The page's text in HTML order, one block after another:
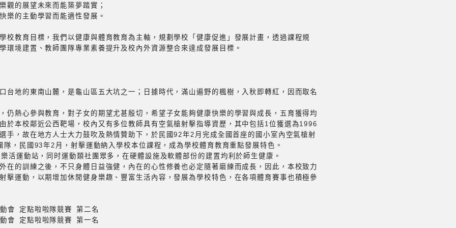
觀的展望未來而能築夢踏實；
樂的主動學習而能適性發展。
校教育目標，我們以健康與體育教育為主軸，規劃學校「健康促進」發展計畫，透過課程規
環境建置、教師團隊專業素養提升及校內外資源整合來達成發展目標。
台地的東南山麓，是龜山區五大坑之一；日據時代，滿山遍野的楓樹，入秋即轉紅，因而取名
仍熱心參與教育，對子女的期望尤甚殷切，希望子女能夠健康快樂的學習與成長，五育獲得均
於本校鄰近公西靶場，校內又有多位教師具有空氣槍射擊指導資歷，其中包括1位獲選為1996
手，故在地方人士大力鼓吹及熱情贊助下，於民國92年2月完成全國首座的國小室內空氣槍射
，民國93年2月，射擊運動納入學校本位課程，成為學校體育教育重點發展特色。
活運動站，同时運動類社團眾多，在硬體設施及軟體部份的建置均利於師生健康。
在的訓練之後，不只身體日益強健，內在的心性修養也必定隨著磨練而成長，因此，本校致力
擊運動，以期增加休閒健身樂趣、豐富生活內容，發展為學校特色，在各項體育賽事也積極參
會 定點啦啦隊競賽 第二名
會 定點啦啦隊競賽 第一名